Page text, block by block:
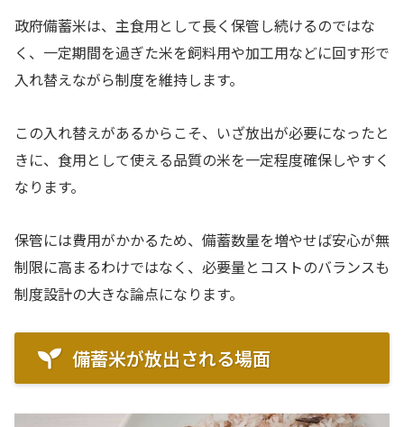
政府備蓄米は、主食用として長く保管し続けるのではな
く、一定期間を過ぎた米を飼料用や加工用などに回す形で
入れ替えながら制度を維持します。
この入れ替えがあるからこそ、いざ放出が必要になったと
きに、食用として使える品質の米を一定程度確保しやすく
なります。
保管には費用がかかるため、備蓄数量を増やせば安心が無
制限に高まるわけではなく、必要量とコストのバランスも
制度設計の大きな論点になります。
備蓄米が放出される場面